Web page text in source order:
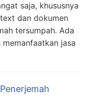
saja, khususnya
dan dokumen
tersumpah. Ada
jasa